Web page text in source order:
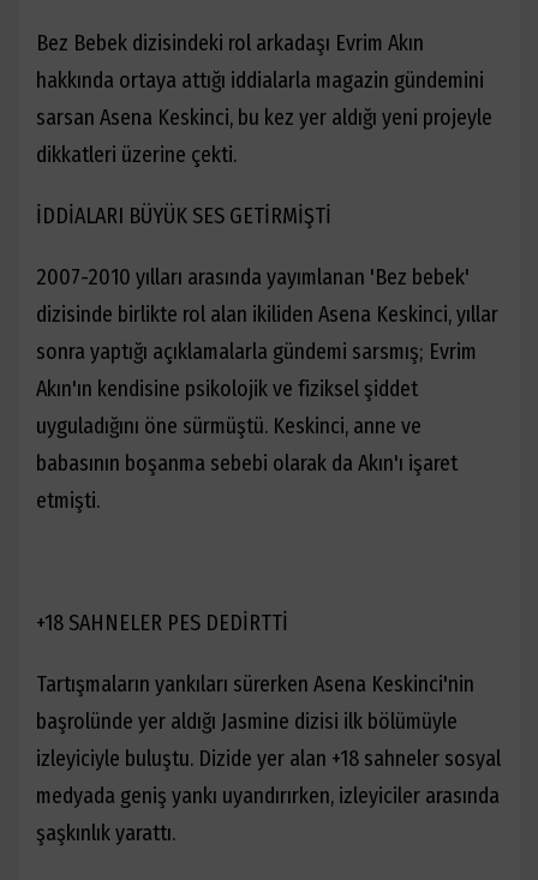
Bez Bebek dizisindeki rol arkadaşı Evrim Akın
hakkında ortaya attığı iddialarla magazin gündemini
sarsan Asena Keskinci, bu kez yer aldığı yeni projeyle
dikkatleri üzerine çekti.
İDDİALARI BÜYÜK SES GETİRMİŞTİ
2007-2010 yılları arasında yayımlanan 'Bez bebek'
dizisinde birlikte rol alan ikiliden Asena Keskinci, yıllar
sonra yaptığı açıklamalarla gündemi sarsmış; Evrim
Akın'ın kendisine psikolojik ve fiziksel şiddet
uyguladığını öne sürmüştü. Keskinci, anne ve
babasının boşanma sebebi olarak da Akın'ı işaret
etmişti.
+18 SAHNELER PES DEDİRTTİ
Tartışmaların yankıları sürerken Asena Keskinci'nin
başrolünde yer aldığı Jasmine dizisi ilk bölümüyle
izleyiciyle buluştu. Dizide yer alan +18 sahneler sosyal
medyada geniş yankı uyandırırken, izleyiciler arasında
şaşkınlık yarattı.